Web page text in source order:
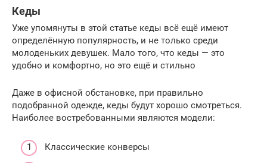
Кеды
Уже упомянуты в этой статье кеды всё ещё имеют
определённую популярность, и не только среди
молоденьких девушек. Мало того, что кеды — это
удобно и комфортно, но это ещё и стильно
Даже в офисной обстановке, при правильно
подобранной одежде, кеды будут хорошо смотреться.
Наиболее востребованными являются модели:
Классические конверсы